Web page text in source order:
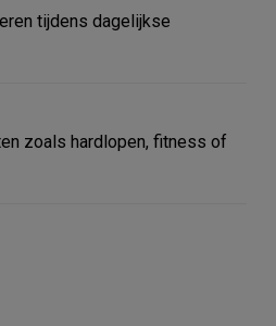
tijdens dagelijkse
zoals hardlopen, fitness of